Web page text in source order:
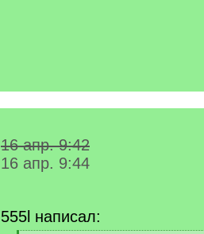
16 апр. 9:42
16 апр. 9:44
555l написал: